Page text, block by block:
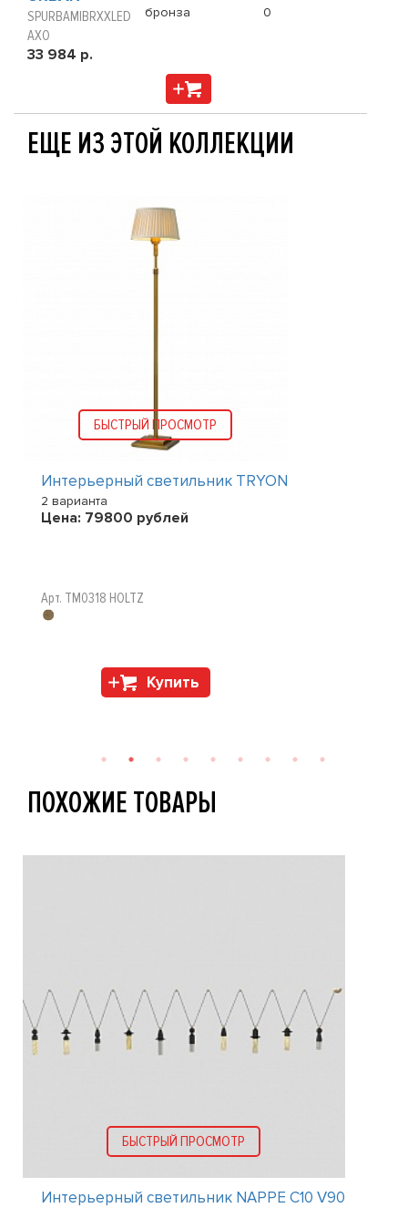
SPURBAMIBRXXLED
AXO
33 984 р.
бронза
0
ЕЩЕ ИЗ ЭТОЙ КОЛЛЕКЦИИ
БЫСТРЫЙ ПРОСМОТР
Интерьерный светильник TRYON
2 варианта
Цена: 79800 рублей
Арт. TM0318 HOLTZ
Купить
ПОХОЖИЕ ТОВАРЫ
БЫСТРЫЙ ПРОСМОТР
Интерьерный светильник NAPPE C10 V90